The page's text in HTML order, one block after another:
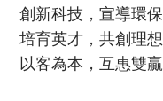
創新科技，宣導環保
培育英才，共創理想
以客為本，互惠雙贏